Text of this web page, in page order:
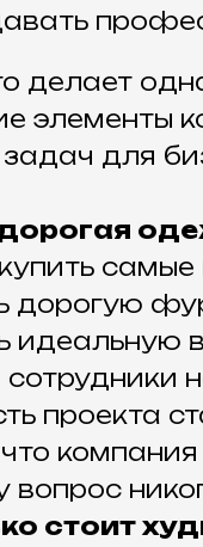
делает
элементы
задач для
самые
дорогую
идеальную
сотрудники
проекта
вопрос
стоит